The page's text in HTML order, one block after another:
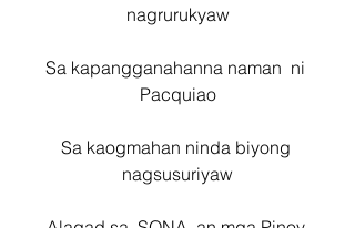
nagrurukyaw
Sa kapangganahanna naman  ni
Pacquiao
Sa kaogmahan ninda biyong
nagsusuriyaw